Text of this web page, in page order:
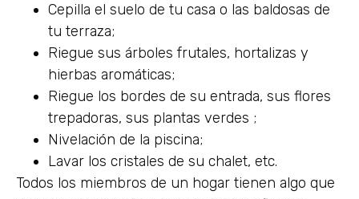
Cepilla el suelo de tu casa o las baldosas de
tu terraza;
Riegue sus árboles frutales, hortalizas y
hierbas aromáticas;
Riegue los bordes de su entrada, sus flores
trepadoras, sus plantas verdes ;
Nivelación de la piscina;
Lavar los cristales de su chalet, etc.
Todos los miembros de un hogar tienen algo que